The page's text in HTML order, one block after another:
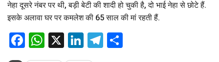
नेहा दूसरे नंबर पर थी, बड़ी बेटी की शादी हो चुकी है, दो भाई नेहा से छोटे हैं.
इसके अलावा घर पर कमलेश की 65 साल की मां रहती हैं.
Facebook
WhatsApp
X LinkedIn
Telegram